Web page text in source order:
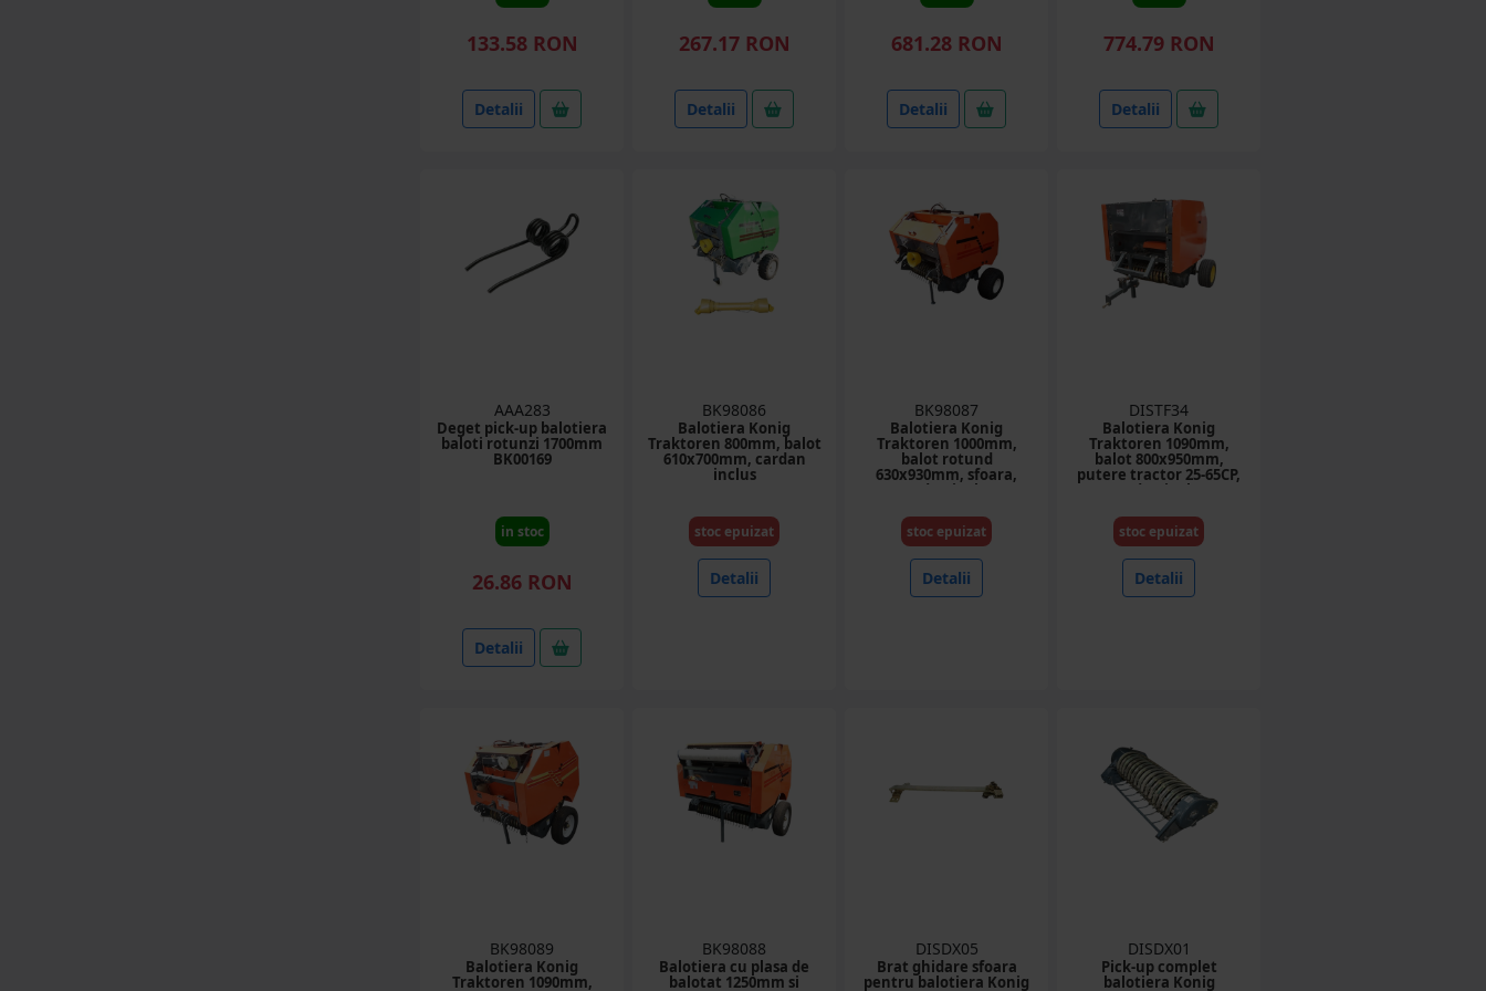
133.58 RON
Detalii
267.17 RON
Detalii
681.28 RON
Detalii
774.79 RON
Detalii
AAA283
Deget pick-up balotiera
baloti rotunzi 1700mm
BK00169
in stoc
26.86 RON
Detalii
BK98086
Balotiera Konig
Traktoren 800mm, balot
610x700mm, cardan
inclus
stoc epuizat
Detalii
BK98087
Balotiera Konig
Traktoren 1000mm,
balot rotund
630x930mm, sfoara,
cardan inclus
stoc epuizat
Detalii
DISTF34
Balotiera Konig
Traktoren 1090mm,
balot 800x950mm,
putere tractor 25-65CP,
cardan inclus
stoc epuizat
Detalii
BK98089
Balotiera Konig
Traktoren 1090mm,
BK98088
Balotiera cu plasa de
balotat 1250mm si
DISDX05
Brat ghidare sfoara
pentru balotiera Konig
DISDX01
Pick-up complet
balotiera Konig